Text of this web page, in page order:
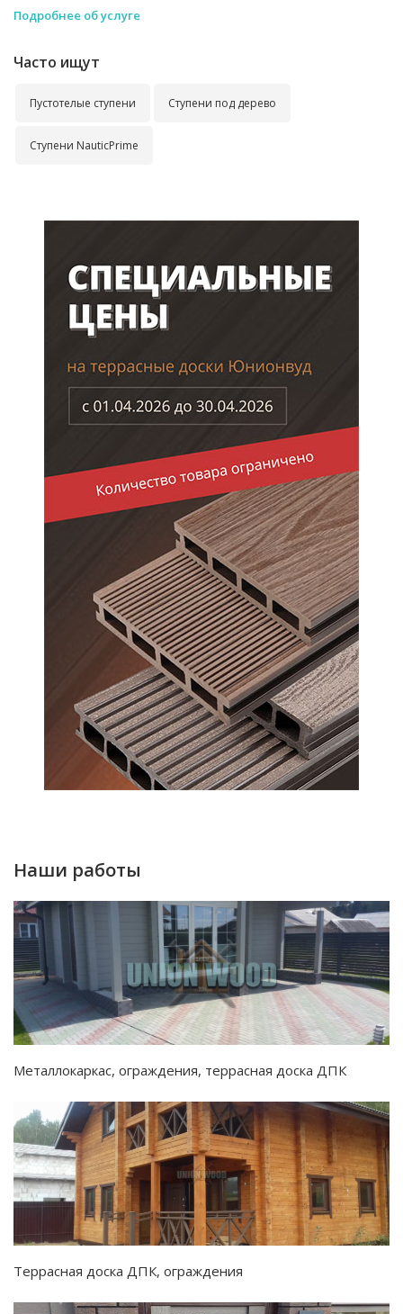
Подробнее об услуге
Часто ищут
Пустотелые ступени Ступени под дерево
Ступени NauticPrime
Наши работы
Металлокаркас, ограждения, террасная доска ДПК
Террасная доска ДПК, ограждения